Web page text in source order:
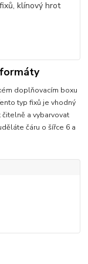
doplňovacím boxu
typ fixů je vhodný
a vybarvovat
čáru o šířce 6 a